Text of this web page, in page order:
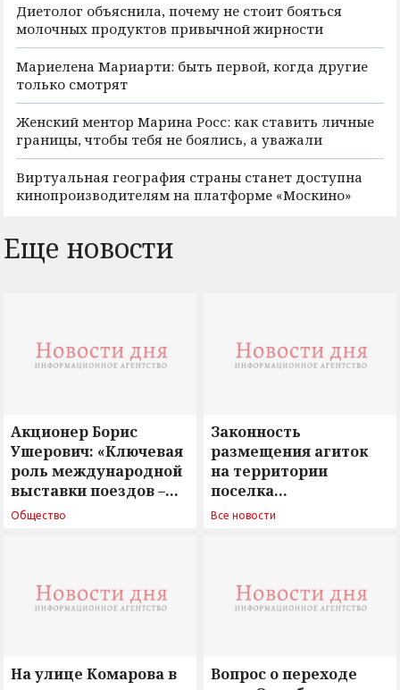
Диетолог объяснила, почему не стоит бояться
молочных продуктов привычной жирности
Мариелена Мариарти: быть первой, когда другие
только смотрят
Женский ментор Марина Росс: как ставить личные
границы, чтобы тебя не боялись, а уважали
Виртуальная география страны станет доступна
кинопроизводителям на платформе «Москино»
Еще новости
Акционер Борис
Ушерович: «Ключевая
роль международной
выставки поездов –
поиск ответов на
Общество
Законность
размещения агиток
на территории
поселка
Новосергиевка
Все новости
На улице Комарова в
Вопрос о переходе